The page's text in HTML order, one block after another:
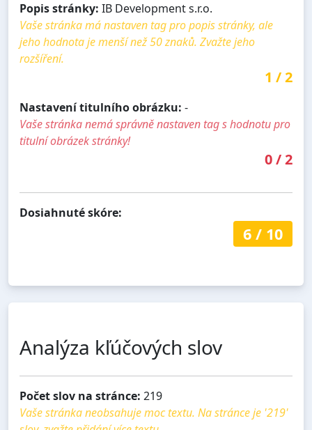
Popis stránky: IB Development s.r.o.
Vaše stránka má nastaven tag pro popis stránky, ale
jeho hodnota je menší než 50 znaků. Zvažte jeho
rozšíření.
1 /2
Nastavení titulního obrázku: -
Vaše stránka nemá správně nastaven tag s hodnotu pro
titulní obrázek stránky!
0/2
Dosiahnuté skóre:
6/ 10
Analýza kľúčových slov
Počet slov na stránce: 219
Vaše stránka neobsahuje moc textu. Na stránce je '219'